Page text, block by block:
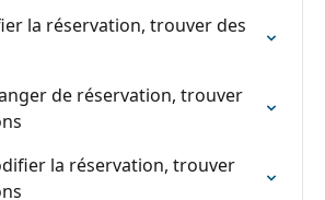
la réservation, trouver des
de réservation, trouver
la réservation, trouver